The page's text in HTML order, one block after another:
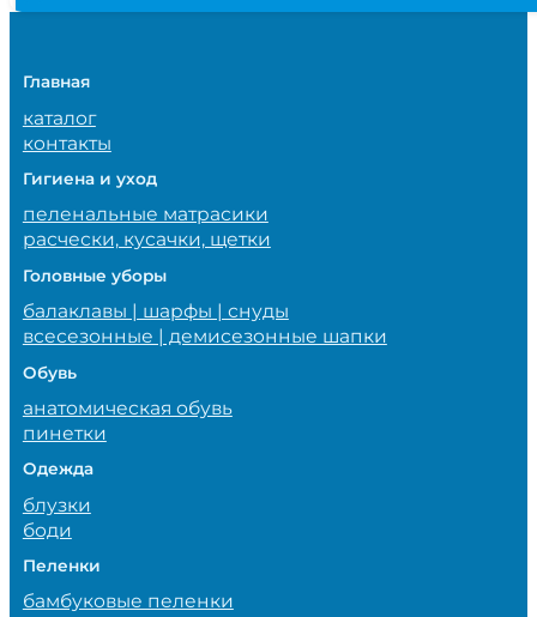
Главная
каталог
контакты
Гигиена и уход
пеленальные матрасики
расчески, кусачки, щетки
Головные уборы
балаклавы | шарфы | снуды
всесезонные | демисезонные шапки
Обувь
анатомическая обувь
пинетки
Одежда
блузки
боди
Пеленки
бамбуковые пеленки